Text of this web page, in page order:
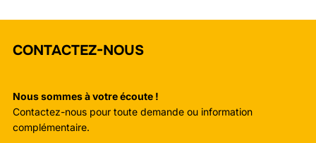
CONTACTEZ-NOUS
Nous sommes à votre écoute !
Contactez-nous pour toute demande ou information
complémentaire.